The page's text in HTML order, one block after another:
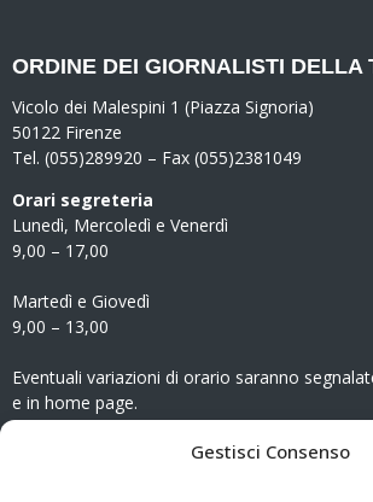
Gestisci Consenso
ORDINE DEI GIORNALISTI DELLA
Vicolo dei Malespini 1 (Piazza Signoria)
50122 Firenze
Tel. (055)289920 – Fax (055)2381049
Orari segreteria
Lunedì, Mercoledì e Venerdì
9,00 – 17,00
Martedì e Giovedì
9,00 – 13,00
Eventuali variazioni di orario saranno
e in home page.